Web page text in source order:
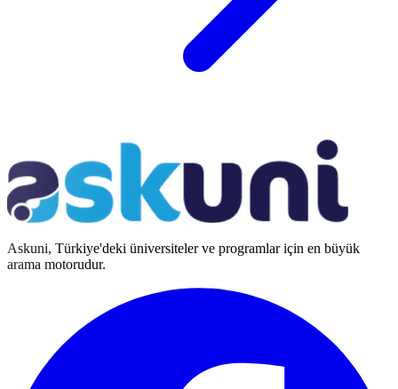
Askuni, Türkiye'deki üniversiteler ve programlar için en büyük
arama motorudur.